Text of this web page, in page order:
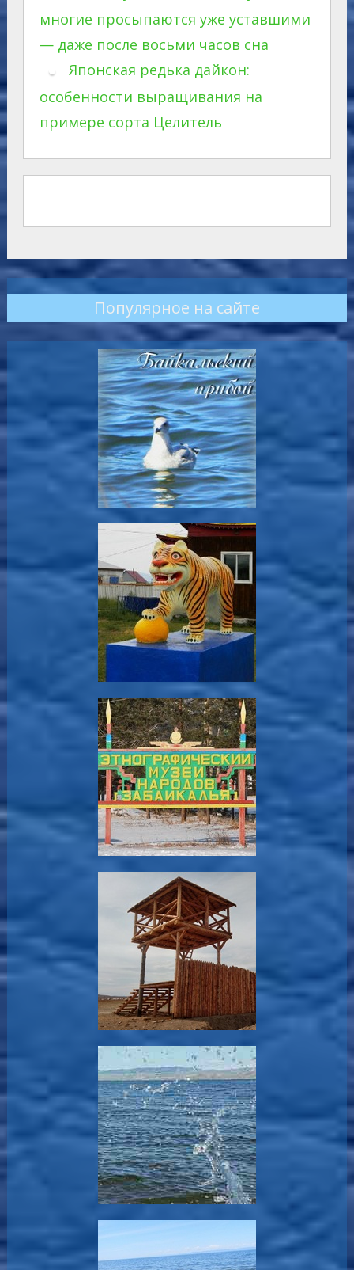
многие просыпаются уже уставшими
— даже после восьми часов сна
Японская редька дайкон:
особенности выращивания на
примере сорта Целитель
Популярное на сайте